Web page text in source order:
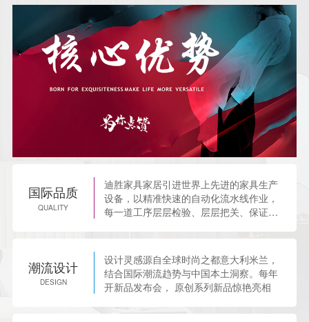
国际品质
QUALITY
迪胜家具家居引进世界上先进的家具生产
设备，以精准快速的自动化流水线作业，
每一道工序层层检验、层层把关、保证家
潮流设计
DESIGN
设计灵感源自全球时尚之都意大利米兰，
结合国际潮流趋势与中国本土洞察。每年
开新品发布会， 原创系列新品惊艳亮相